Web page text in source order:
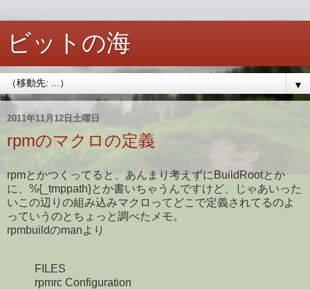
ビットの海
▼
2011年11月12日土曜日
rpmのマクロの定義
rpmとかつくってると、あんまり考えずにBuildRootとか
に、%{_tmppath}とか書いちゃうんですけど、じゃあいった
いこの辺りの組み込みマクロってどこで定義されてるのよ
っていうのとちょっと調べたメモ。
rpmbuildのmanより
FILES
rpmrc Configuration